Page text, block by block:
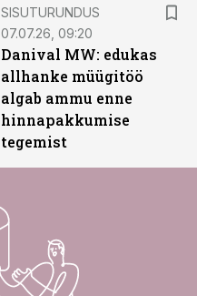
SISUTURUNDUS
07.07.26, 09:20
Danival MW: edukas
allhanke müügitöö
algab ammu enne
hinnapakkumise
tegemist